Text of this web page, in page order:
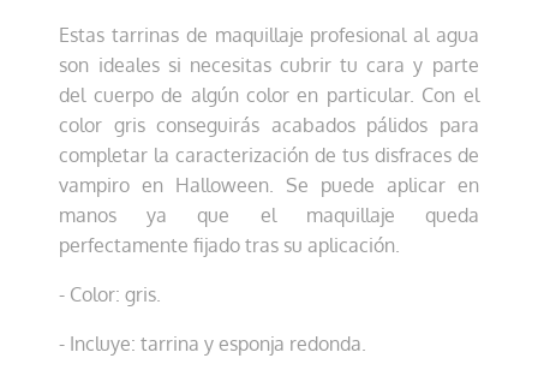
Estas tarrinas de maquillaje profesional al agua
son ideales si necesitas cubrir tu cara y parte
del cuerpo de algún color en particular. Con el
color gris conseguirás acabados pálidos para
completar la caracterización de tus disfraces de
vampiro en Halloween. Se puede aplicar en
manos ya que el maquillaje queda
perfectamente fijado tras su aplicación.
- Color: gris.
- Incluye: tarrina y esponja redonda.